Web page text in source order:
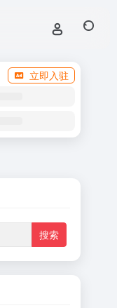
立即入驻